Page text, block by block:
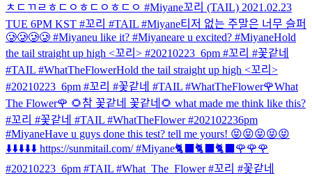
ㅊㄷㄲㄹㅎㄷㅇㅎㄷㅇㅎㄷㅇ #Miyane꼬리 (TAIL) 2021.02.23
TUE 6PM KST #꼬리 #TAIL #Miyane티저 없는 주말은 너무 슬퍼
🥲🥲🥲🥲 #Miyaneu like it? #Miyaneare u excited? #MiyaneHold
the tail straight up high <꼬리> #20210223_6pm #꼬리 #꽃같네
#TAIL #WhatTheFlowerHold the tail straight up high <꼬리>
#20210223_6pm #꼬리 #꽃같네 #TAIL #WhatTheFlower🌹What
The Flower🌹 🌻참 꽃같네 꽃같네🌻 what made me think like this?
#꼬리 #꽃같네 #TAIL #WhatTheFlower #202102236pm
#MiyaneHave u guys done this test? tell me yours! 😝😝😝😝😝
⬇️⬇️⬇️⬇️⬇️ https://sunmitail.com/ #Miyane🐈‍⬛🐈‍⬛🐈‍⬛🌹🌹🌹
#20210223_6pm #TAIL #What_The_Flower #꼬리 #꽃같네